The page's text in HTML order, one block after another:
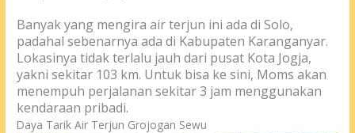
Banyak yang mengira air terjun ini ada di Solo,
padahal sebenarnya ada di Kabupaten Karanganyar.
Lokasinya tidak terlalu jauh dari pusat Kota Jogja,
yakni sekitar 103 km. Untuk bisa ke sini, Moms akan
menempuh perjalanan sekitar 3 jam menggunakan
kendaraan pribadi.
Daya Tarik Air Terjun Grojogan Sewu